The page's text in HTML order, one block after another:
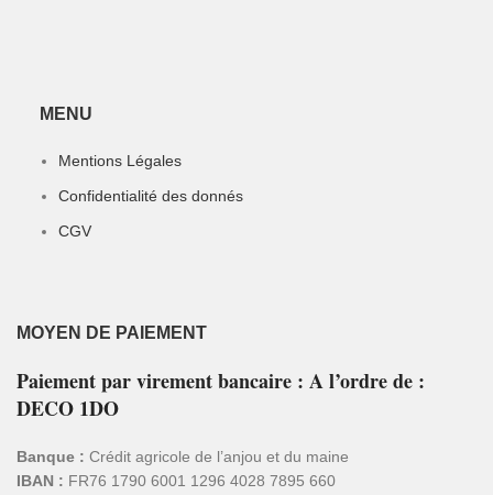
MENU
Mentions Légales
Confidentialité des donnés
CGV
MOYEN DE PAIEMENT
Paiement par virement bancaire : A l’ordre de :
DECO 1DO
Banque : Crédit agricole de l’anjou et du maine
IBAN : FR76 1790 6001 1296 4028 7895 660